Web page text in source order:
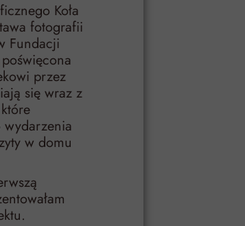
Koła
fotografii
Fundacji
przez
się wraz z
wydarzenia
w domu